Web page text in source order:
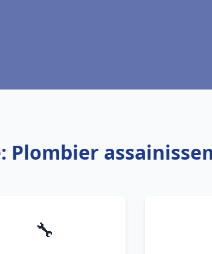
Plombier
🔧